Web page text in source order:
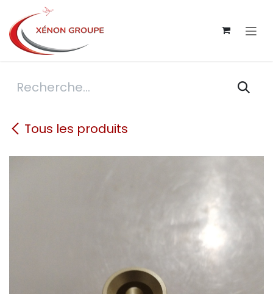
Se rendre au contenu
Tous les produits